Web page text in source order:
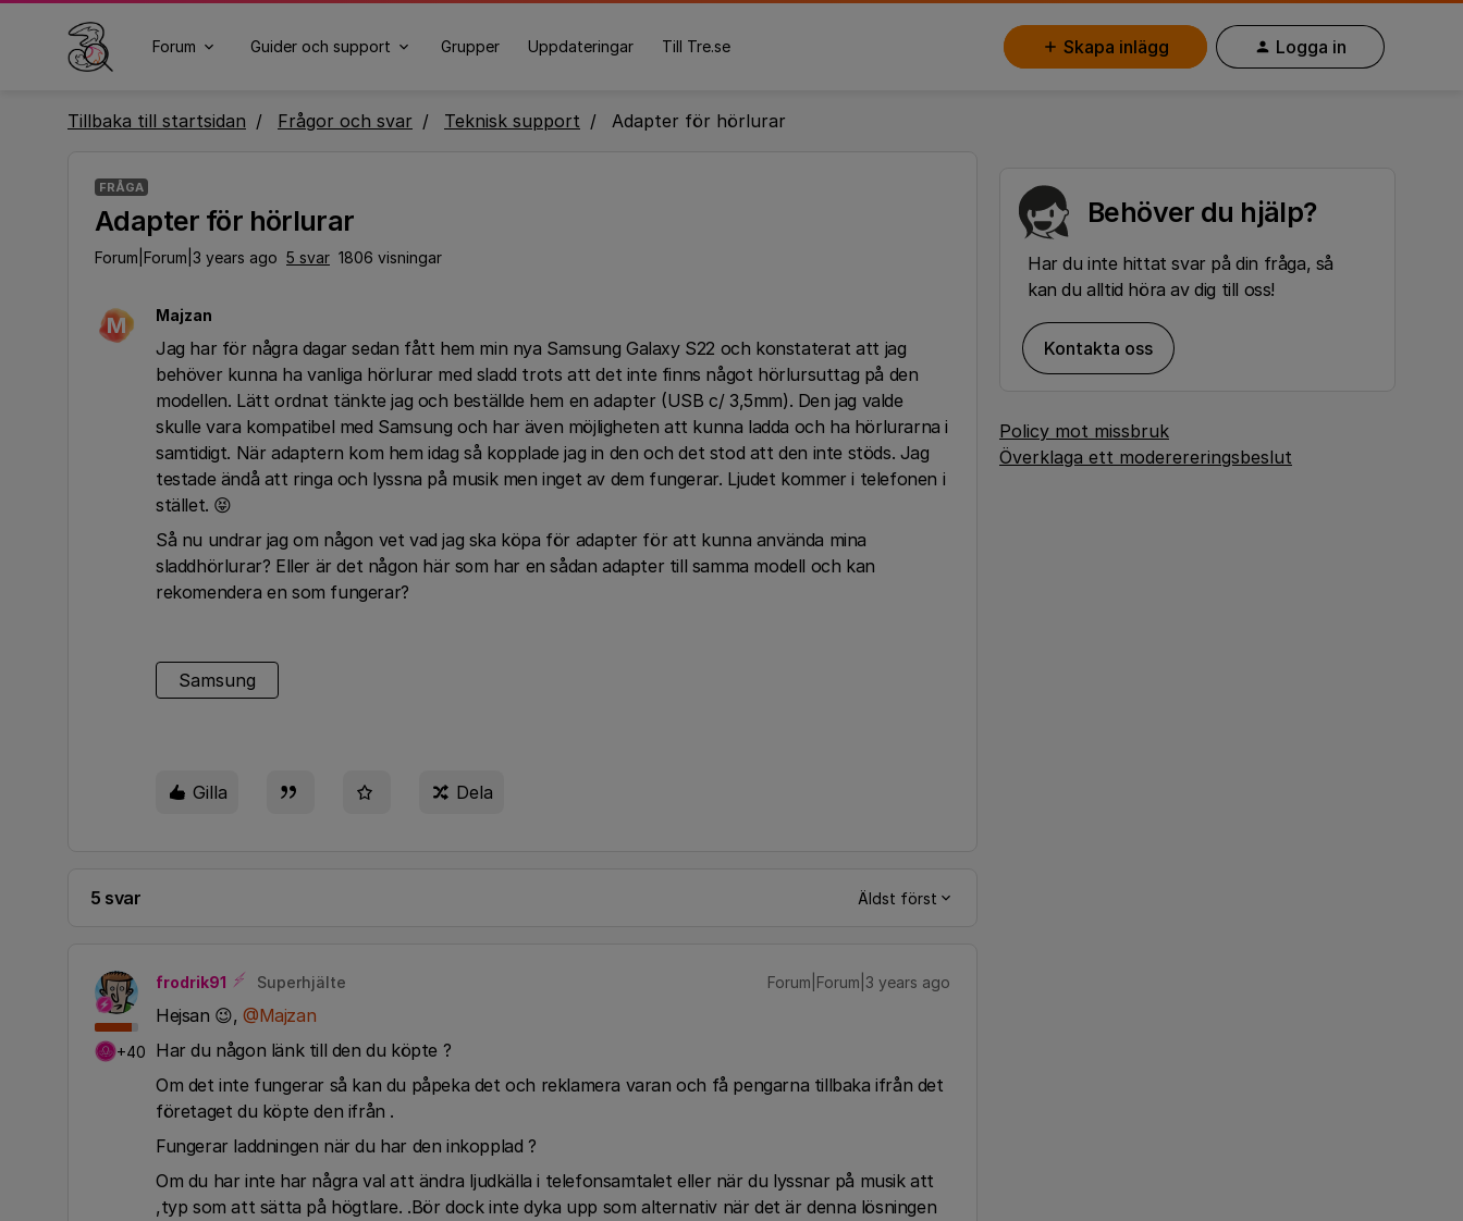
Forum Guider och support Grupper Uppdateringar Till Tre.se Skapa inlägg Logga in
Tillbaka till startsidan Frågor och svar Teknisk support Adapter för hörlurar
FRÅGA
Adapter för hörlurar
Forum|Forum|3 years ago 5 svar 1806 visningar
M Majzan
Jag har för några dagar sedan fått hem min nya Samsung Galaxy S22 och konstaterat att jag
behöver kunna ha vanliga hörlurar med sladd trots att det inte finns något hörlursuttag på den
modellen. Lätt ordnat tänkte jag och beställde hem en adapter (USB c/ 3,5mm). Den jag valde
skulle vara kompatibel med Samsung och har även möjligheten att kunna ladda och ha hörlurarna i
samtidigt. När adaptern kom hem idag så kopplade jag in den och det stod att den inte stöds. Jag
testade ändå att ringa och lyssna på musik men inget av dem fungerar. Ljudet kommer i telefonen i
stället. 😝
Så nu undrar jag om någon vet vad jag ska köpa för adapter för att kunna använda mina
sladdhörlurar? Eller är det någon här som har en sådan adapter till samma modell och kan
rekomendera en som fungerar?
Samsung
Gilla Dela
5 svar Äldst först
+40
frodrik91 Superhjälte Forum|Forum|3 years ago
Hejsan 😉, @Majzan
Har du någon länk till den du köpte ?
Om det inte fungerar så kan du påpeka det och reklamera varan och få pengarna tillbaka ifrån det
företaget du köpte den ifrån .
Fungerar laddningen när du har den inkopplad ?
Om du har inte har några val att ändra ljudkälla i telefonsamtalet eller när du lyssnar på musik att
,typ som att sätta på högtlare. .Bör dock inte dyka upp som alternativ när det är denna lösningen
Behöver du hjälp?
Har du inte hittat svar på din fråga, så
kan du alltid höra av dig till oss!
Kontakta oss
Policy mot missbruk
Överklaga ett moderereringsbeslut